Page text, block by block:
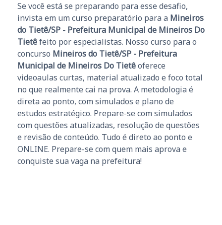
Se você está se preparando para esse desafio,
invista em um curso preparatório para a Mineiros
do Tietê/SP - Prefeitura Municipal de Mineiros Do
Tietêfeito por especialistas. Nosso curso para o
concurso Mineiros do Tietê/SP - Prefeitura
Municipal de Mineiros Do Tietêoferece
videoaulas curtas, material atualizado e foco total
no que realmente cai na prova. A metodologia é
direta ao ponto, com simulados e plano de
estudos estratégico. Prepare-se com simulados
com questões atualizadas, resolução de questões
e revisão de conteúdo. Tudo é direto ao ponto e
ONLINE. Prepare-se com quem mais aprova e
conquiste sua vaga na prefeitura!